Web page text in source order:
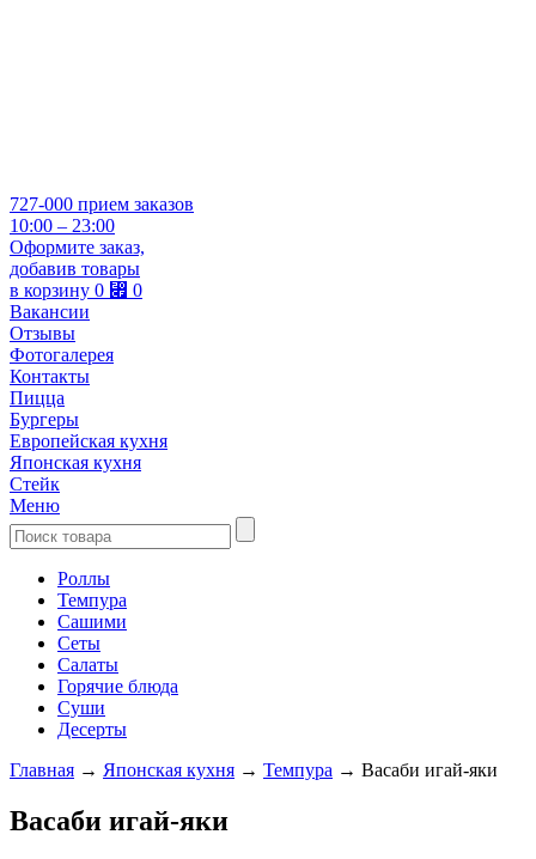
727-000 прием заказов
10:00 – 23:00
Оформите заказ,
добавив товары
в корзину 0 ⃏ 0
Вакансии
Отзывы
Фотогалерея
Контакты
Пицца
Бургеры
Европейская кухня
Японская кухня
Стейк
Меню
Роллы
Темпура
Сашими
Сеты
Салаты
Горячие блюда
Суши
Десерты
Главная → Японская кухня → Темпура → Васаби игай-яки
Васаби игай-яки